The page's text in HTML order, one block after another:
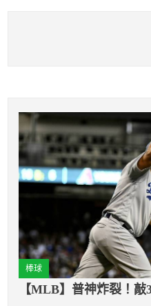
棒球
【MLB】普神炸裂！